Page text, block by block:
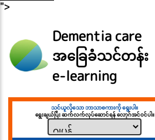
">
Dementia care
အခြေခံသင်တန်း
e-learning
သင်ယူလိုသော ဘာသာစကားကို ရွေးပါ။
ရွေးချယ်ပြီး ဆက်လက်လုပ်ဆောင်ရန် လော့ဂ်အင်ဝင်ပါ။